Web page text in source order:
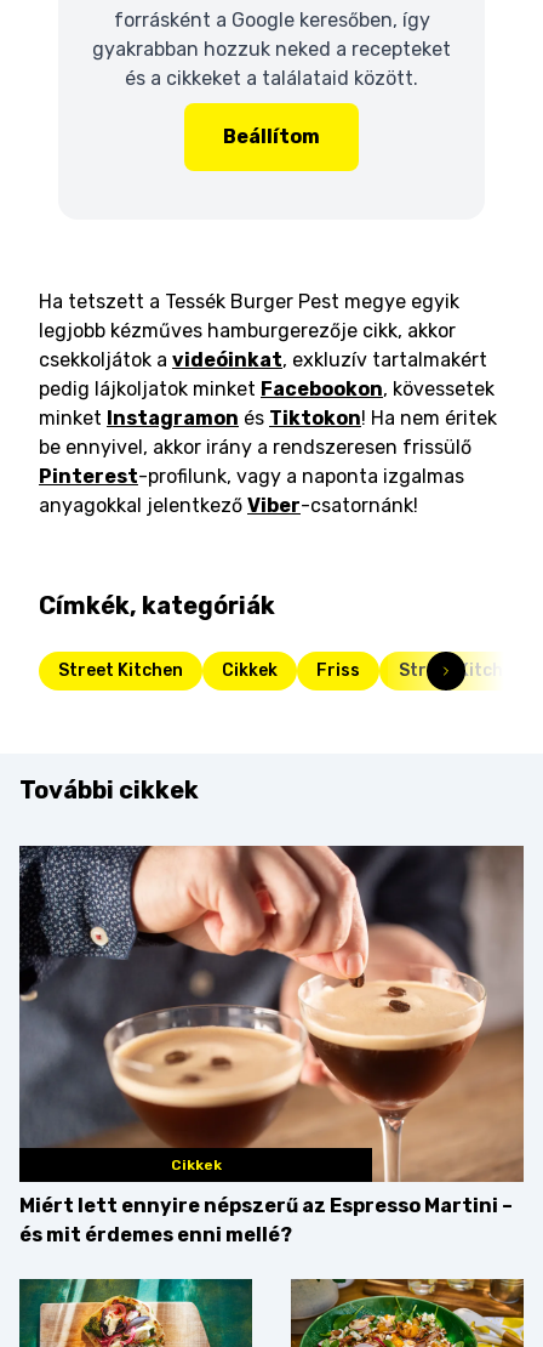
forrásként a Google keresőben, így
gyakrabban hozzuk neked a recepteket
és a cikkeket a találataid között.
Beállítom
Ha tetszett a Tessék Burger Pest megye egyik
legjobb kézműves hamburgerezője cikk, akkor
csekkoljátok a videóinkat, exkluzív tartalmakért
pedig lájkoljatok minket Facebookon, kövessetek
minket Instagramon és Tiktokon! Ha nem éritek
be ennyivel, akkor irány a rendszeresen frissülő
Pinterest-profilunk, vagy a naponta izgalmas
anyagokkal jelentkező Viber-csatornánk!
Címkék, kategóriák
Street Kitchen Cikkek Friss Street Kitchen
További cikkek
Cikkek
Miért lett ennyire népszerű az Espresso Martini –
és mit érdemes enni mellé?